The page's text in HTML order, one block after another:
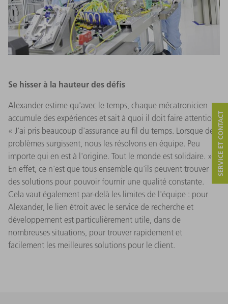
Se hisser à la hauteur des défis
Alexander estime qu'avec le temps, chaque mécatronicien
accumule des expériences et sait à quoi il doit faire attention.
« J'ai pris beaucoup d'assurance au fil du temps. Lorsque des
problèmes surgissent, nous les résolvons en équipe. Peu
importe qui en est à l'origine. Tout le monde est solidaire. »
En effet, ce n'est que tous ensemble qu'ils peuvent trouver
des solutions pour pouvoir fournir une qualité constante.
Cela vaut également par-delà les limites de l'équipe : pour
Alexander, le lien étroit avec le service de recherche et
développement est particulièrement utile, dans de
nombreuses situations, pour trouver rapidement et
facilement les meilleures solutions pour le client.
SERVICE ET CONTACT